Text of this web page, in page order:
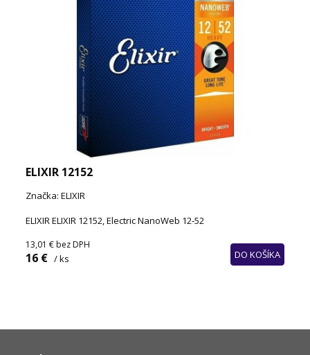
ELIXIR 12152
Značka: ELIXIR
ELIXIR ELIXIR 12152, Electric NanoWeb 12-52
13,01 € bez DPH
16 € / ks DO KOŠÍKA